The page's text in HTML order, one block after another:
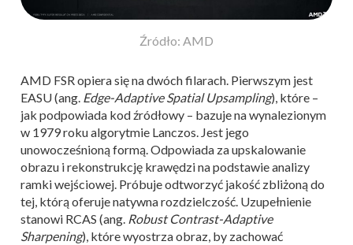
Źródło: AMD
AMD FSR opiera się na dwóch filarach. Pierwszym jest
EASU (ang. Edge-Adaptive Spatial Upsampling), które –
jak podpowiada kod źródłowy – bazuje na wynalezionym
w 1979 roku algorytmie Lanczos. Jest jego
unowocześnioną formą. Odpowiada za upskalowanie
obrazu i rekonstrukcję krawędzi na podstawie analizy
ramki wejściowej. Próbuje odtworzyć jakość zbliżoną do
tej, którą oferuje natywna rozdzielczość. Uzupełnienie
stanowi RCAS (ang. Robust Contrast-Adaptive
Sharpening), które wyostrza obraz, by zachować